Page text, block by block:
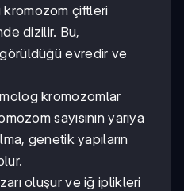
çiftleri
dizilir. Bu,
evredir ve
kromozomlar
sayısının yarıya
genetik yapıların
oluşur ve iğ iplikleri